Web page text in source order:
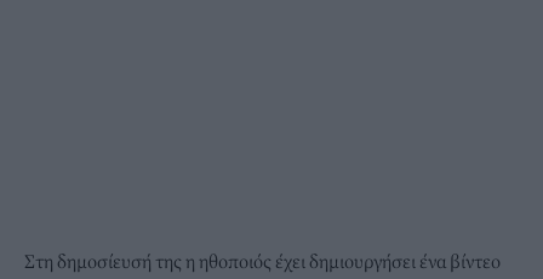
Στη δημοσίευσή της η ηθοποιός έχει δημιουργήσει ένα βίντεο